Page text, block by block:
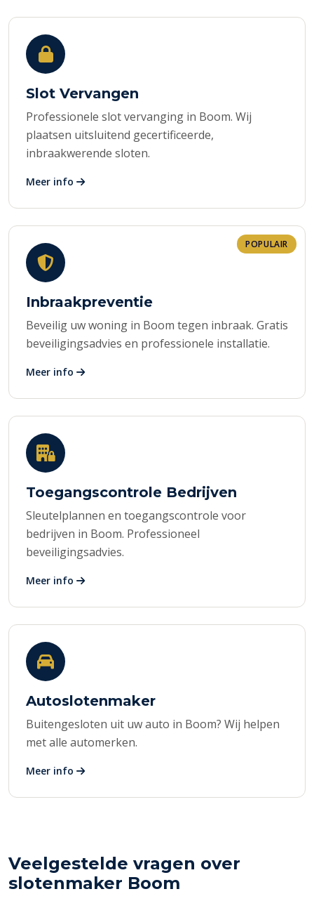
Slot Vervangen
Professionele slot vervanging in Boom. Wij
plaatsen uitsluitend gecertificeerde,
inbraakwerende sloten.
Meer info
POPULAIR
Inbraakpreventie
Beveilig uw woning in Boom tegen inbraak. Gratis
beveiligingsadvies en professionele installatie.
Meer info
Toegangscontrole Bedrijven
Sleutelplannen en toegangscontrole voor
bedrijven in Boom. Professioneel
beveiligingsadvies.
Meer info
Autoslotenmaker
Buitengesloten uit uw auto in Boom? Wij helpen
met alle automerken.
Meer info
Veelgestelde vragen over
slotenmaker Boom